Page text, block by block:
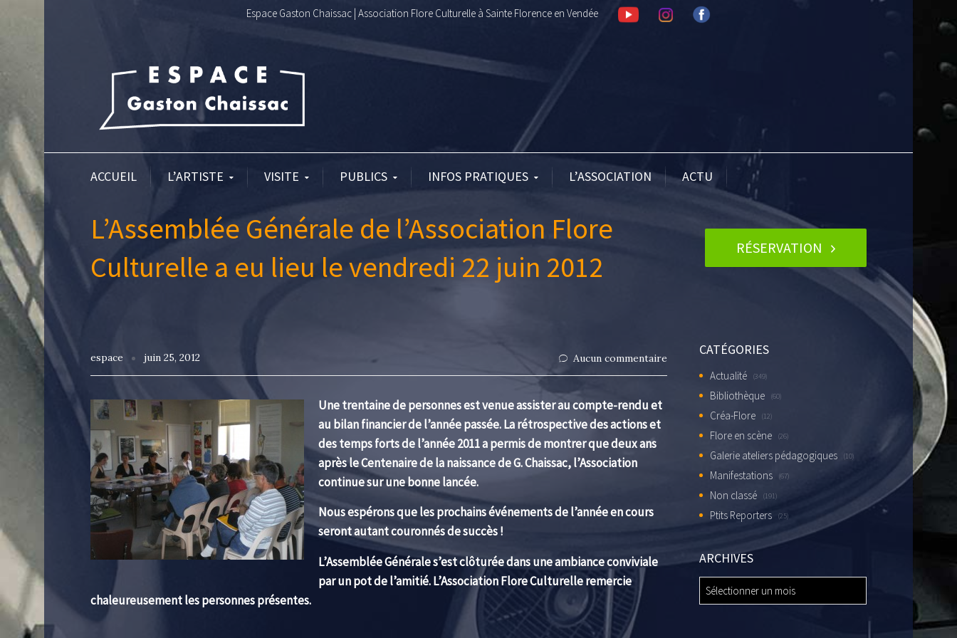
Espace Gaston Chaissac | Association Flore Culturelle à Sainte Florence en Vendée
ACCUEIL L’ARTISTE VISITE PUBLICS INFOS PRATIQUES L’ASSOCIATION ACTU
L’Assemblée Générale de l’Association Flore
Culturelle a eu lieu le vendredi 22 juin 2012
RÉSERVATION
espace juin 25, 2012 Aucun commentaire
Une trentaine de personnes est venue assister au compte-rendu et
au bilan financier de l’année passée. La rétrospective des actions et
des temps forts de l’année 2011 a permis de montrer que deux ans
après le Centenaire de la naissance de G. Chaissac, l’Association
continue sur une bonne lancée.
Nous espérons que les prochains événements de l’année en cours
seront autant couronnés de succès !
L’Assemblée Générale s’est clôturée dans une ambiance conviviale
par un pot de l’amitié. L’Association Flore Culturelle remercie
chaleureusement les personnes présentes.
CATÉGORIES
Actualité (349)
Bibliothèque (60)
Créa-Flore (12)
Flore en scène (26)
Galerie ateliers pédagogiques (10)
Manifestations (67)
Non classé (191)
Ptits Reporters (25)
ARCHIVES
ARCHIVES